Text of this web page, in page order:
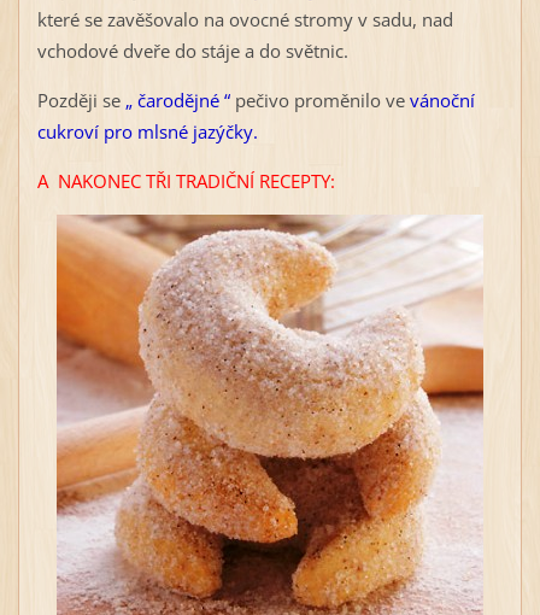
které se zavěšovalo na ovocné stromy v sadu, nad
vchodové dveře do stáje a do světnic.
Později se „ čarodějné “ pečivo proměnilo ve vánoční
cukroví pro mlsné jazýčky.
A NAKONEC TŘI TRADIČNÍ RECEPTY: